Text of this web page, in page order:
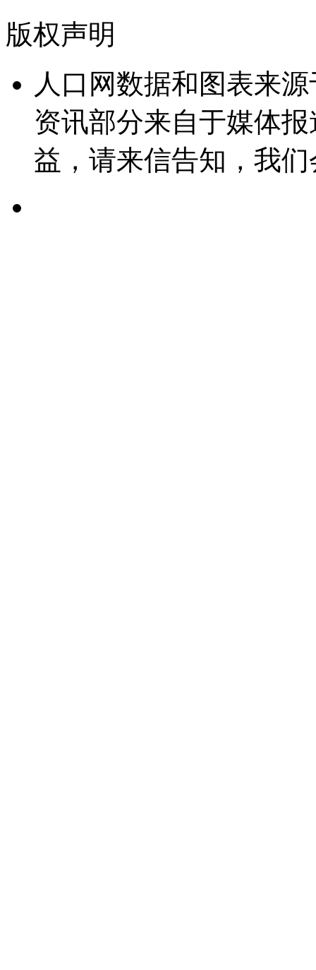
版权声明
人口网数据和图表来
资讯部分来自于媒体
益，请来信告知，我